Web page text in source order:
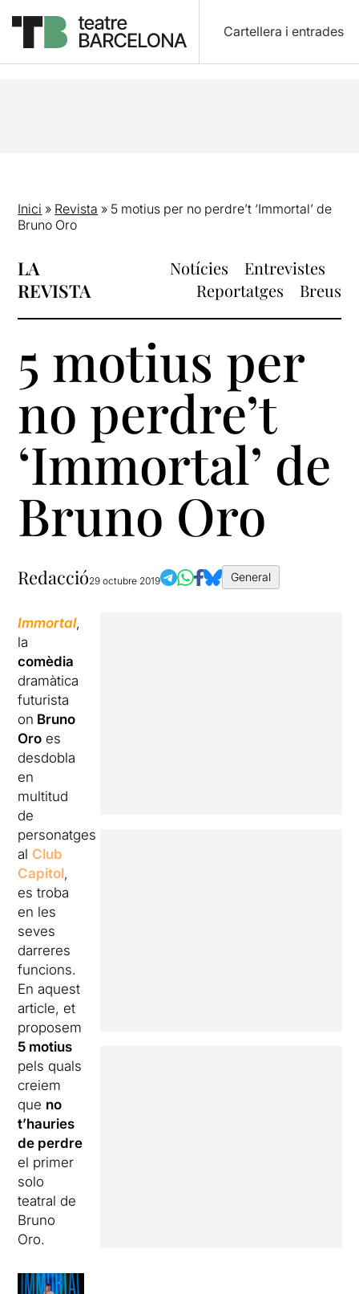
Cartellera i entrades
Inici » Revista » 5 motius per no perdre’t ‘Immortal’ de
Bruno Oro
LA
REVISTA
Notícies
Entrevistes
Reportatges
Breus
5 motius per
no perdre’t
‘Immortal’ de
Bruno Oro
Redacció29 octubre 2019 General
Immortal,
la
comèdia
dramàtica
futurista
on Bruno
Oro es
desdobla
en
multitud
de
personatges
al Club
Capitol,
es troba
en les
seves
darreres
funcions.
En aquest
article, et
proposem
5 motius
pels quals
creiem
que no
t’hauries
de perdre
el primer
solo
teatral de
Bruno
Oro.